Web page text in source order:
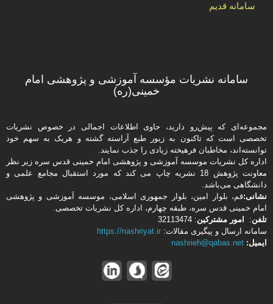
سامانه قدیم
سامانه نشریات مؤسسه آموزشی و پژوهشی امام
خمینی(ره)
مجموعه‌ای که پیش‌رو دارید،‌ حاوی اطلاعات اجمالی در خصوص نشریات
تخصصی است که تاکنون به زیور طبع آراسته گشته و هریک به سهم خود
توانسته‌اند، مخاطبان فرهیخته‌ زیادی را جذب نمایند.
اداره كل نشریات موسسه آموزشی و پژوهشی امام خمینی قدس سره زیر نظر
معاونت پژوهش 18 نشریه چاپ می کند که مورد استقبال مجامع علمی و
دانشگاهی می‌باشد.
نشانی:قم، بلوار امین، بلوار جمهوری اسلامی، موسسه آموزشی و پژوهشی
امام خمینی قدس سره، طبقه چهارم، اداره كل نشریات تخصصی.
تلفن: امور مشتركین: 32113474
سامانه ارسال و پیگیری مقالات: https://nashriyat.ir
ایمیل: nashrieh@qabas.net